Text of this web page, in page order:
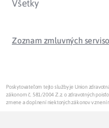
Všetky
Zoznam zmluvných
Poskytovateľom tejto služby je Union
zákonom č. 581/2004 Z.z. o zdravotných
zmene a doplnení niektorých zákonov v znení